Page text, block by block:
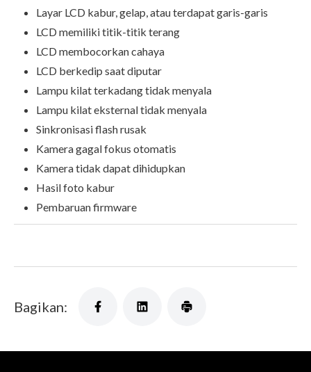
Layar LCD kabur, gelap, atau terdapat garis-garis
LCD memiliki titik-titik terang
LCD membocorkan cahaya
LCD berkedip saat diputar
Lampu kilat terkadang tidak menyala
Lampu kilat eksternal tidak menyala
Sinkronisasi flash rusak
Kamera gagal fokus otomatis
Kamera tidak dapat dihidupkan
Hasil foto kabur
Pembaruan firmware
Bagikan: